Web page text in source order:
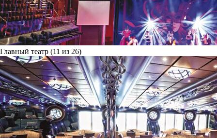
Главный театр (11 из 26)